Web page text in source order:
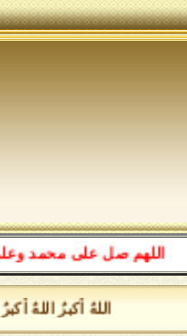
اللهم صل على محمد وعلى
اللهُ أكبرُ اللهُ